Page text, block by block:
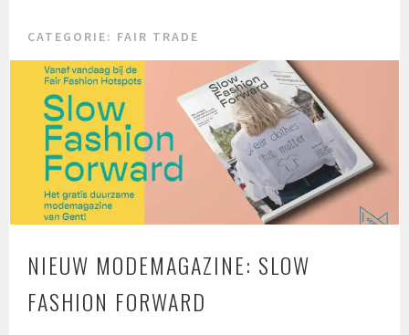
CATEGORIE: FAIR TRADE
NIEUW MODEMAGAZINE: SLOW
FASHION FORWARD